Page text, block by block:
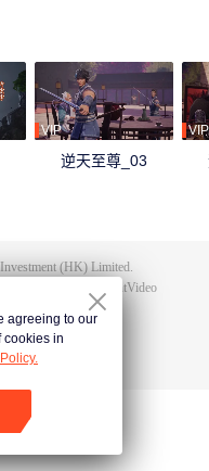
联手杀害，并诅咒其万世轮
改，就连最疼爱的徒儿灵霞天
，直到最后一世转生到了谭云
至尊转生之人需要受到生死刺
家少爷偷情并被殴打，在将死
云凭借着鸿蒙神胎，逆天改
法，快速提升修为。谭云先是
VIP
逆天至尊_03
VIP
(HK) Limited.
TencentVideo
agreeing to our
cookies in